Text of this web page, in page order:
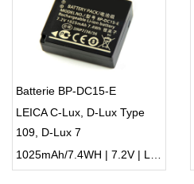
Batterie BP-DC15-E
LEICA C-Lux, D-Lux Type
109, D-Lux 7
1025mAh/7.4WH | 7.2V | Li-ion ...